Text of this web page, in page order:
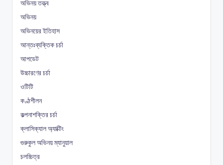
অভিনয় তত্ত্ব
অভিনয়
অভিনয়ের ইতিহাস
আন্তঃব্যক্তিক চর্চা
আপডেট
উচ্চারণের চর্চা
ওটিটি
কণ্ঠশীলন
কল্পনাশক্তির চর্চা
ক্লাসিক্যাল অ্যাক্টিং
গুরুকুল অভিনয় ম্যানুয়াল
চলচ্চিত্র